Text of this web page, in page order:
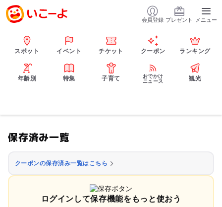
会員登録 プレゼント メニュー
スポット イベント チケット クーポン ランキング
年齢別 特集 子育て
おでかけ
ニュース
観光
保存済み一覧
クーポンの保存済み一覧はこちら
ログインして保存機能をもっと使おう